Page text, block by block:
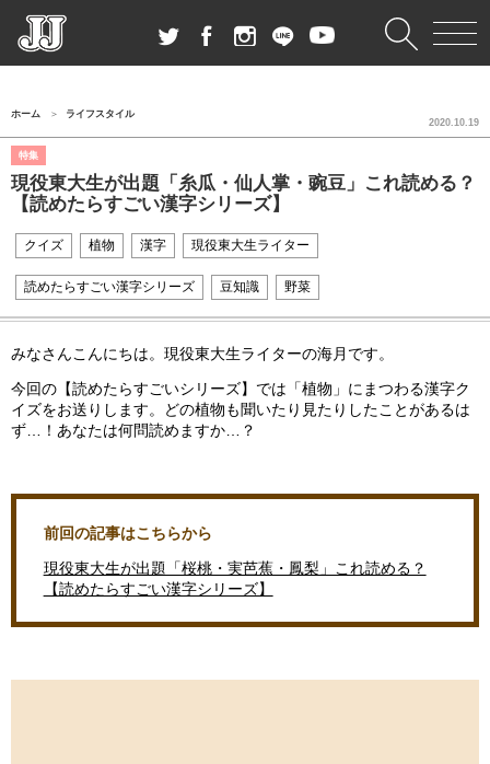
ホーム ライフスタイル
特集
現役東大生が出題「糸瓜・仙人掌・豌豆」これ読める？
【読めたらすごい漢字シリーズ】
2020.10.19
クイズ 植物 漢字 現役東大生ライター
読めたらすごい漢字シリーズ 豆知識 野菜
みなさんこんにちは。現役東大生ライターの海月です。
今回の【読めたらすごいシリーズ】では「植物」にまつわる漢字ク
イズをお送りします。どの植物も聞いたり見たりしたことがあるは
ず…！あなたは何問読めますか…？
前回の記事はこちらから
現役東大生が出題「桜桃・実芭蕉・鳳梨」これ読める？
【読めたらすごい漢字シリーズ】